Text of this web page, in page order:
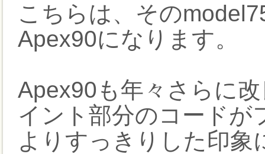
こちらは、その
Apex90になります。
Apex90も年々さらに
イント部分のコードが
よりすっきりした印象